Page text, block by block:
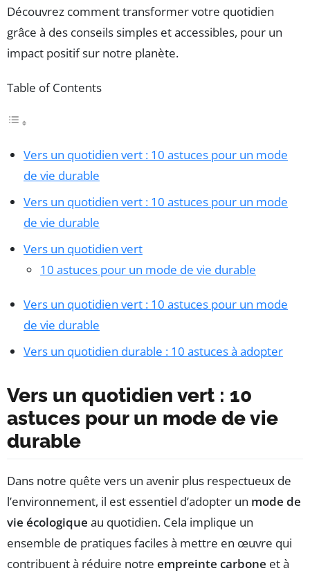
Découvrez comment transformer votre quotidien
grâce à des conseils simples et accessibles, pour un
impact positif sur notre planète.
Table of Contents
Vers un quotidien vert : 10 astuces pour un mode
de vie durable
Vers un quotidien vert : 10 astuces pour un mode
de vie durable
Vers un quotidien vert
10 astuces pour un mode de vie durable
Vers un quotidien vert : 10 astuces pour un mode
de vie durable
Vers un quotidien durable : 10 astuces à adopter
Vers un quotidien vert : 10
astuces pour un mode de vie
durable
Dans notre quête vers un avenir plus respectueux de
l’environnement, il est essentiel d’adopter un mode de
vie écologique au quotidien. Cela implique un
ensemble de pratiques faciles à mettre en œuvre qui
contribuent à réduire notre empreinte carbone et à